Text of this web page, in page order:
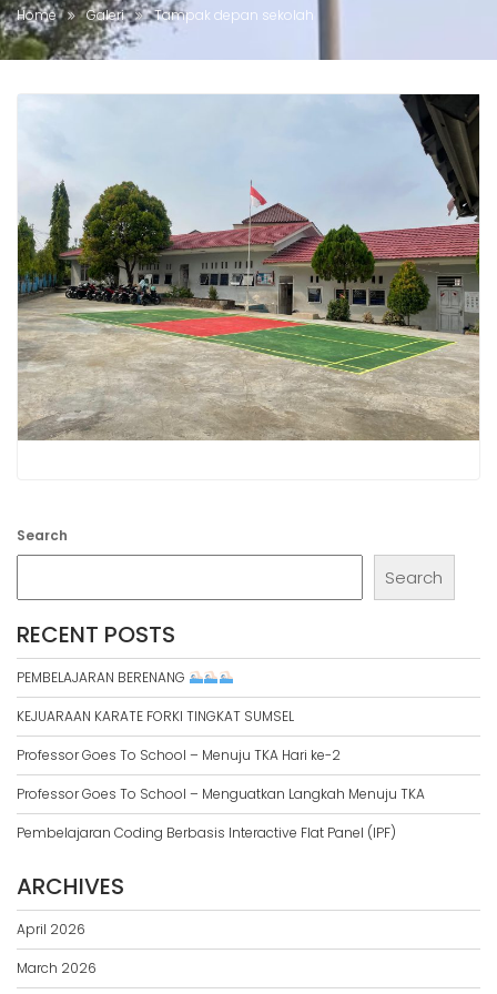
Home Galeri Tampak depan sekolah
Search
Search
RECENT POSTS
PEMBELAJARAN BERENANG
KEJUARAAN KARATE FORKI TINGKAT SUMSEL
Professor Goes To School – Menuju TKA Hari ke-2
Professor Goes To School – Menguatkan Langkah Menuju TKA
Pembelajaran Coding Berbasis Interactive Flat Panel (IPF)
ARCHIVES
April 2026
March 2026